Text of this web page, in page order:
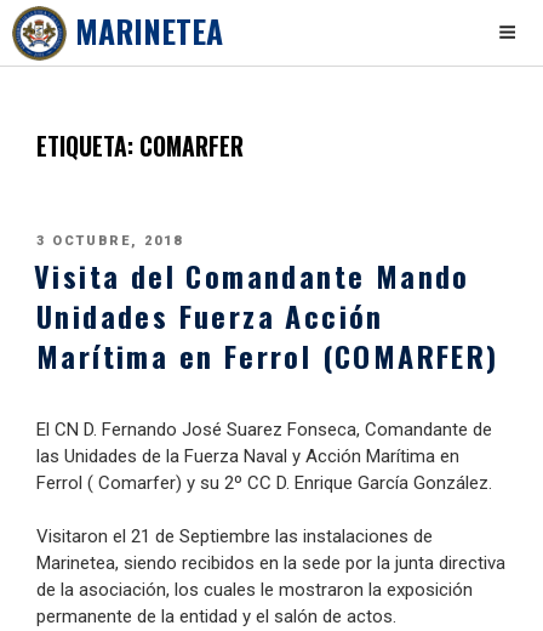
content
MARINETEA
ETIQUETA: COMARFER
PUBLICADO
3 OCTUBRE, 2018
Visita del Comandante Mando
Unidades Fuerza Acción
Marítima en Ferrol (COMARFER)
El CN D. Fernando José Suarez Fonseca, Comandante de
las Unidades de la Fuerza Naval y Acción Marítima en
Ferrol ( Comarfer) y su 2º CC D. Enrique García González.
Visitaron el 21 de Septiembre las instalaciones de
Marinetea, siendo recibidos en la sede por la junta directiva
de la asociación, los cuales le mostraron la exposición
permanente de la entidad y el salón de actos.